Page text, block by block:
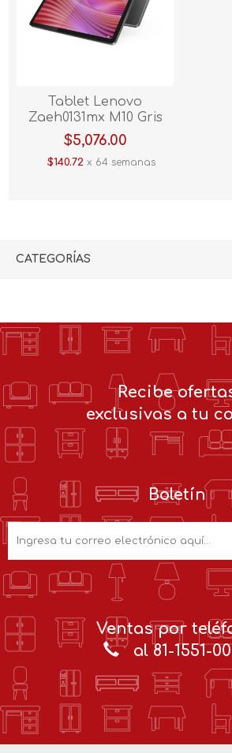
Tablet Lenovo
Zaeh0131mx M10 Gris
$5,076.00
$140.72 x 64 semanas
CATEGORÍAS
Recibe
exclusivas a tu
Boletín
Ventas por
al 81-1551-